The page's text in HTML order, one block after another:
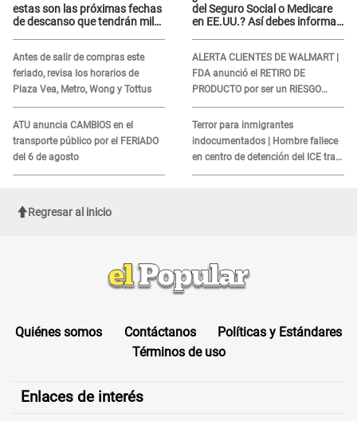
estas son las próximas fechas
de descanso que tendrán miles
Antes de salir de compras este
feriado, revisa los horarios de
Plaza Vea, Metro, Wong y Tottus
ATU anuncia CAMBIOS en el
transporte público por el FERIADO
del 6 de agosto
del Seguro Social o Medicare
en EE.UU.? Así debes informar
ALERTA CLIENTES DE WALMART |
FDA anunció el RETIRO DE
PRODUCTO por ser un RIESGO
MORTAL para consumidores: ¿Cuál
es?
Terror para inmigrantes
indocumentados | Hombre fallece
en centro de detención del ICE tras
sufrir una "emergencia médica"
Regresar al inicio
Quiénes somos Contáctanos
Políticas y Estándares
Términos de uso
Enlaces de interés